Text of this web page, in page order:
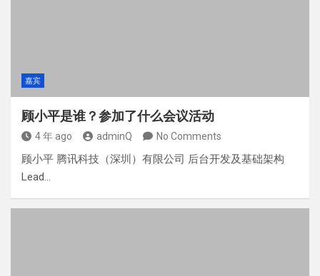
嘉宾
顾小平是谁？参加了什么会议活动
4 年 ago adminQ No Comments
顾小平 腾讯科技（深圳）有限公司 后台开发及基础架构
Lead…